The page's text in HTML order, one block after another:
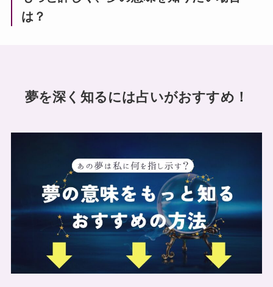
は？
夢を深く知るには占いがおすすめ！